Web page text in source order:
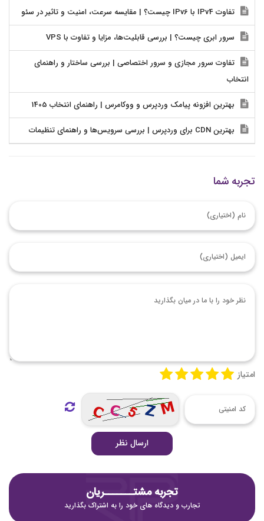
تفاوت IPv4 با IPv6 چیست؟ | مقایسه سرعت، امنیت و تاثیر در سئو
سرور ابری چیست؟ | بررسی قابلیت‌ها، مزایا و تفاوت با VPS
تفاوت سرور مجازی و سرور اختصاصی | بررسی ساختار و راهنمای
انتخاب
بهترین افزونه پیامک وردپرس و ووکامرس | راهنمای انتخاب 1405
بهترین CDN برای وردپرس | بررسی سرویس‌ها و راهنمای تنظیمات
تجربه شما
امتیاز
ارسال نظر
تجربه مشتـــــــریان
تجارب و دیدگاه های خود را به اشتراک بگذارید